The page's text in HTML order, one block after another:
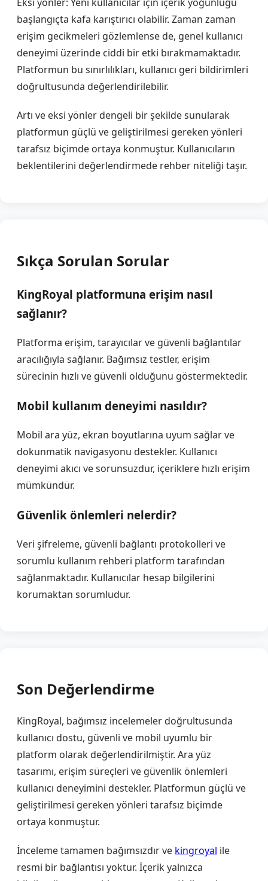
başlangıçta kafa karıştırıcı olabilir. Zaman zaman
erişim gecikmeleri gözlemlense de, genel kullanıcı
deneyimi üzerinde ciddi bir etki bırakmamaktadır.
Platformun bu sınırlılıkları, kullanıcı geri bildirimleri
doğrultusunda değerlendirilebilir.
Artı ve eksi yönler dengeli bir şekilde sunularak
platformun güçlü ve geliştirilmesi gereken yönleri
tarafsız biçimde ortaya konmuştur. Kullanıcıların
beklentilerini değerlendirmede rehber niteliği taşır.
Sıkça Sorulan Sorular
KingRoyal platformuna erişim nasıl
sağlanır?
Platforma erişim, tarayıcılar ve güvenli bağlantılar
aracılığıyla sağlanır. Bağımsız testler, erişim
sürecinin hızlı ve güvenli olduğunu göstermektedir.
Mobil kullanım deneyimi nasıldır?
Mobil ara yüz, ekran boyutlarına uyum sağlar ve
dokunmatik navigasyonu destekler. Kullanıcı
deneyimi akıcı ve sorunsuzdur, içeriklere hızlı erişim
mümkündür.
Güvenlik önlemleri nelerdir?
Veri şifreleme, güvenli bağlantı protokolleri ve
sorumlu kullanım rehberi platform tarafından
sağlanmaktadır. Kullanıcılar hesap bilgilerini
korumaktan sorumludur.
Son Değerlendirme
KingRoyal, bağımsız incelemeler doğrultusunda
kullanıcı dostu, güvenli ve mobil uyumlu bir
platform olarak değerlendirilmiştir. Ara yüz
tasarımı, erişim süreçleri ve güvenlik önlemleri
kullanıcı deneyimini destekler. Platformun güçlü ve
geliştirilmesi gereken yönleri tarafsız biçimde
ortaya konmuştur.
İnceleme tamamen bağımsızdır ve kingroyal ile
resmi bir bağlantısı yoktur. İçerik yalnızca